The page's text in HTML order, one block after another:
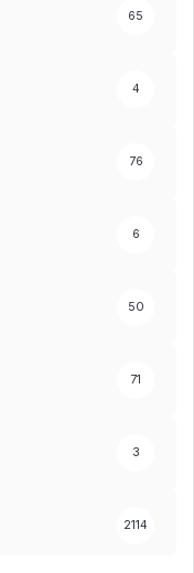
65
4
76
6
50
71
3
2114